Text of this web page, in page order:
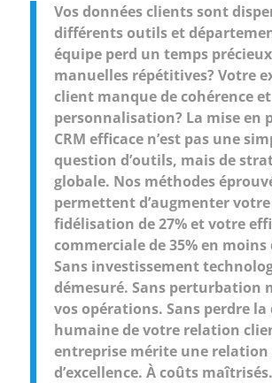
Vos données clients sont
différents outils et
équipe perd un temps
manuelles répétitives? Votre
client manque de cohérence
personnalisation? La mise en
CRM efficace n’est pas une
question d’outils, mais de
globale. Nos méthodes
permettent d’augmenter
fidélisation de 27% et votre
commerciale de 35% en moins
Sans investissement
démesuré. Sans perturbation
vos opérations. Sans perdre
humaine de votre relation
entreprise mérite une
d’excellence. À coûts maîtrisés.